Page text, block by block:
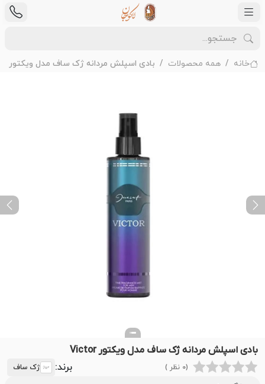
خانه همه محصولات بادی اسپلش مردانه ژک ساف مدل ویکتور Victor
Previous
بادی اسپلش مردانه ژک ساف مدل ویکتور Victor
(0 نظر ) برند: ژک ساف